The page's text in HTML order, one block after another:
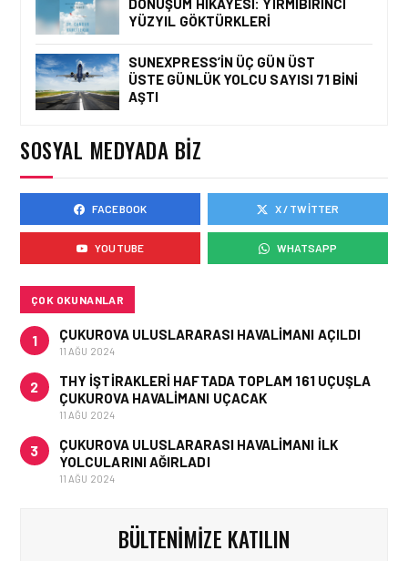
YÜZYIL GÖKTÜRKLERI
HAVACILIK • 06 AĞU 2026
HAVACILIK • 05 AĞU 2026
YAKIT MALIYETLERINDEKI
YÜZDE 46’LIK ARTIŞA
KARŞI HANGI ÖNLEMLER
DÖNÜŞÜM HIKAYESI: YIRMIBIRINCI
YÜZYIL GÖKTÜRKLERI
SUNEXPRESS’IN ÜÇ GÜN ÜST
ÜSTE GÜNLÜK YOLCU SAYISI 71 BINI
AŞTI
SOSYAL MEDYADA BIZ
FACEBOOK X / TWITTER
YOUTUBE WHATSAPP
ÇOK OKUNANLAR
1 ÇUKUROVA ULUSLARARASI HAVALIMANI AÇILDI
11 AĞU 2024
2
THY IŞTIRAKLERI HAFTADA TOPLAM 161 UÇUŞLA
ÇUKUROVA HAVALIMANI UÇACAK
11 AĞU 2024
3
ÇUKUROVA ULUSLARARASI HAVALIMANI İLK
YOLCULARINI AĞIRLADI
11 AĞU 2024
BÜLTENIMIZE KATILIN